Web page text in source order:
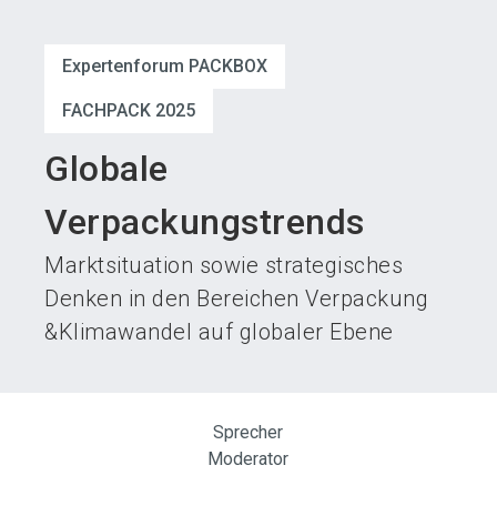
Expertenforum PACKBOX
FACHPACK 2025
Globale
Verpackungstrends
Marktsituation sowie strategisches
Denken in den Bereichen Verpackung
&Klimawandel auf globaler Ebene
Sprecher
Moderator